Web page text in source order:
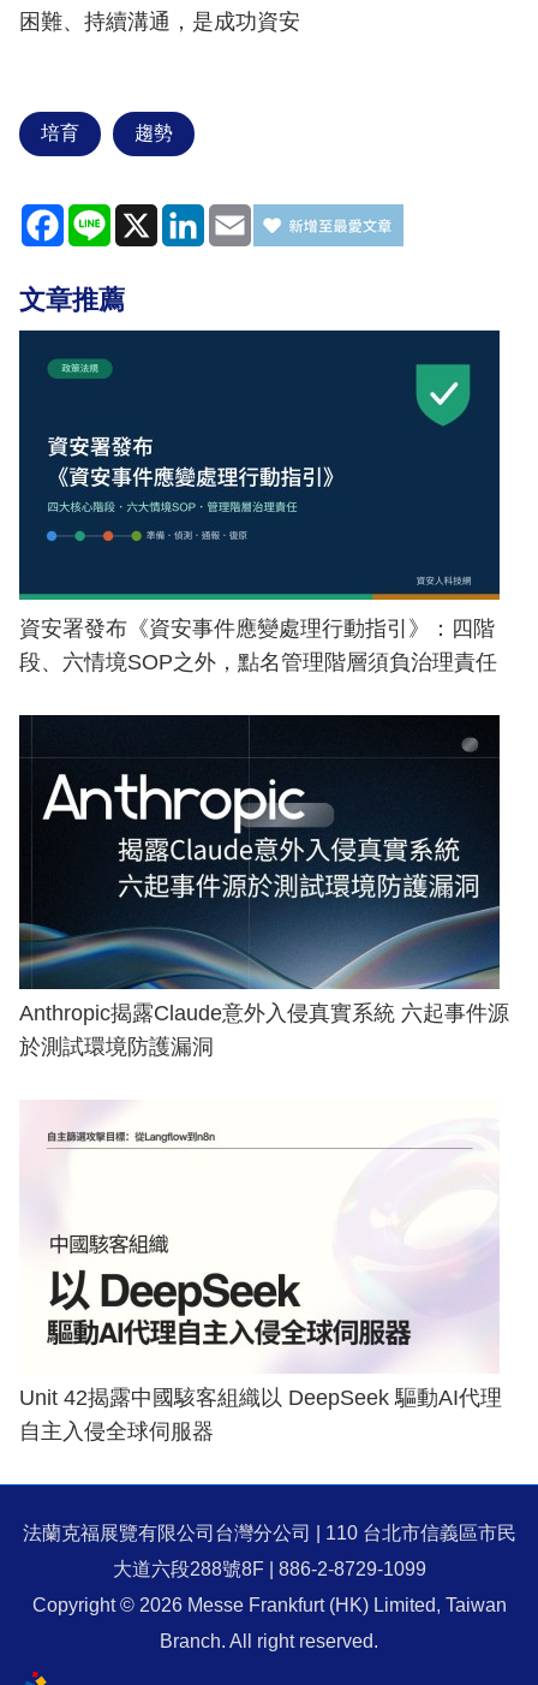
困難、持續溝通，是成功資安
培育 趨勢
Facebook
Line X LinkedIn
Email
文章推薦
資安署發布《資安事件應變處理行動指引》：四階
段、六情境SOP之外，點名管理階層須負治理責任
Anthropic揭露Claude意外入侵真實系統 六起事件源
於測試環境防護漏洞
Unit 42揭露中國駭客組織以 DeepSeek 驅動AI代理
自主入侵全球伺服器
法蘭克福展覽有限公司台灣分公司 | 110 台北市信義區市民
大道六段288號8F | 886-2-8729-1099
Copyright © 2026 Messe Frankfurt (HK) Limited, Taiwan
Branch. All right reserved.